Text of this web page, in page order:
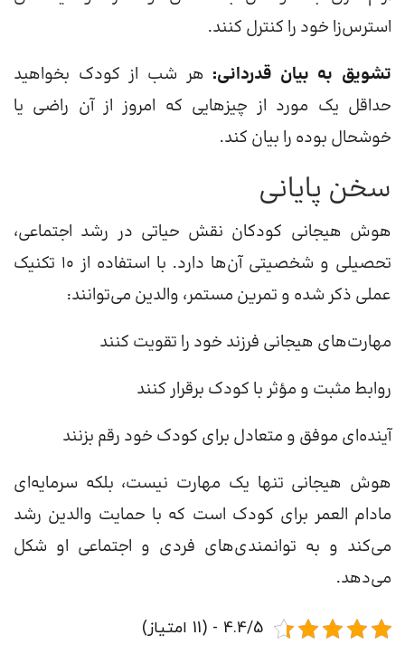
استرس‌زا خود را کنترل کنند.
تشویق به بیان قدردانی: هر شب از کودک بخواهید
حداقل یک مورد از چیزهایی که امروز از آن راضی یا
خوشحال بوده را بیان کند.
سخن پایانی
هوش هیجانی کودکان نقش حیاتی در رشد اجتماعی،
تحصیلی و شخصیتی آن‌ها دارد. با استفاده از ۱۰ تکنیک
عملی ذکر شده و تمرین مستمر، والدین می‌توانند:
مهارت‌های هیجانی فرزند خود را تقویت کنند
روابط مثبت و مؤثر با کودک برقرار کنند
آینده‌ای موفق و متعادل برای کودک خود رقم بزنند
هوش هیجانی تنها یک مهارت نیست، بلکه سرمایه‌ای
مادام العمر برای کودک است که با حمایت والدین رشد
می‌کند و به توانمندی‌های فردی و اجتماعی او شکل
می‌دهد.
4.4/5 - (11 امتیاز)